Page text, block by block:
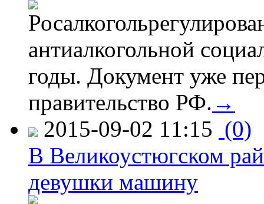
антиалкогольной
годы. Документ уже
правительство РФ. →
2015-09-02 11:15 (0)
В Великоустюгском
девушки машину